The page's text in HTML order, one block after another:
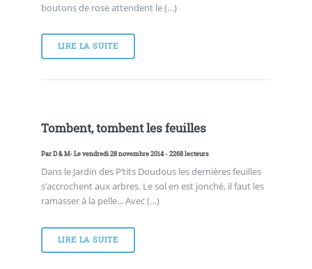
boutons de rose attendent le (…)
LIRE LA SUITE
Tombent, tombent les feuilles
ParD & M- Le vendredi 28 novembre 2014 - 2268 lecteurs
Dans le Jardin des P’tits Doudous les dernières feuilles
s’accrochent aux arbres. Le sol en est jonché, il faut les
ramasser à la pelle... Avec (…)
LIRE LA SUITE